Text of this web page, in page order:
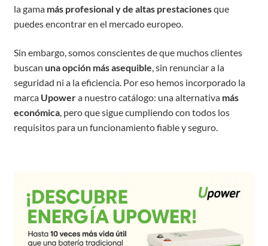
la gama más profesional y de altas prestacionesque
puedes encontrar en el mercado europeo.
Sin embargo, somos conscientes de que muchos clientes
buscan una opción más asequible , sin renunciar a la
seguridad ni a la eficiencia. Por eso hemos incorporado la
marca Upowera nuestro catálogo: una alternativa más
económica, pero que sigue cumpliendo con todos los
requisitos para un funcionamiento fiable y seguro.